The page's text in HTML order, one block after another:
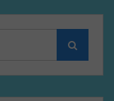
Search